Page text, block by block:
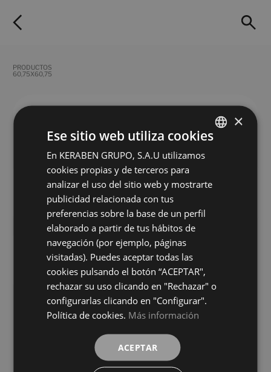
PRODUCTOS
60,75X60,75
Nature Bone
60,75X60,75
+ 2
Nature Grey
60,75X60,75
Nature White
60,75X60,75
BLANCO
+ 2
colores
×
Ese sitio web utiliza cookies
En KERABEN GRUPO, S.A.U utilizamos
cookies propias y de terceros para
analizar el uso del sitio web y mostrarte
publicidad relacionada con tus
preferencias sobre la base de un perfil
elaborado a partir de tus hábitos de
navegación (por ejemplo, páginas
visitadas). Puedes aceptar todas las
cookies pulsando el botón “ACEPTAR",
rechazar su uso clicando en "Rechazar" o
configurarlas clicando en "Configurar".
Política de cookies. Más información
ACEPTAR